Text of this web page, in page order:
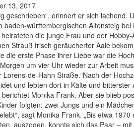
13, 2017
geschrieben“, erinnert er sich
baden-württembergischen Altensteig
die junge Frau und der
Strauß frisch geräucherter Aale
die erste Phase ihrer Liebe war die
um vier Uhr wieder zur Arbeit
Lorens-de-Hahn Straße.“Nach der
und lebten dort in Kälte und
berichtet Monika Frank. Aber sie blieb
folgten: zwei Jungs und ein
sagt Monika Frank. „Bis etwa
auszogen, konnte sich das Paar –